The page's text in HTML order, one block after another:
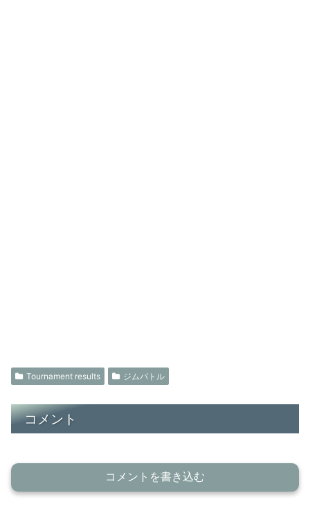
Tournament results ジムバトル
コメント
コメントを書き込む